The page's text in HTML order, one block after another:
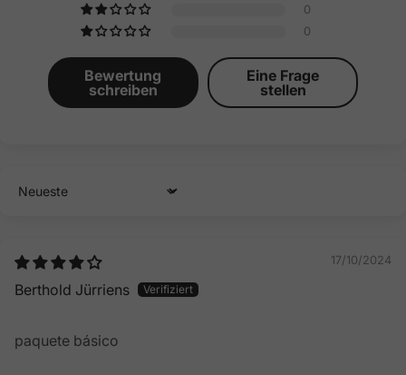
0
0
Bewertung
schreiben
Eine Frage
stellen
Sort by
17/10/2024
Berthold Jürriens
paquete básico